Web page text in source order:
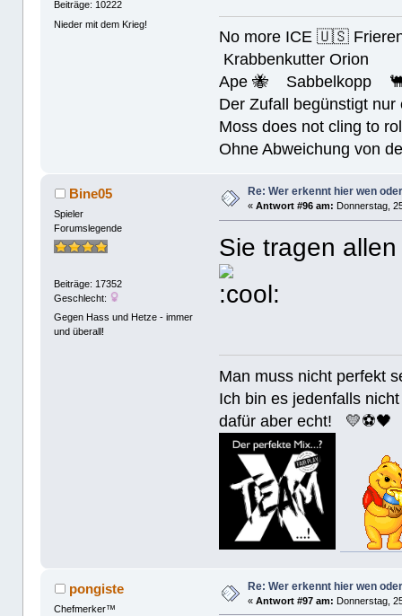
Beiträge: 10222
Nieder mit dem Krieg!
No more ICE 🇺🇸
Krabbenkutter Orion
Ape 🐝 Sabbelkopp
Der Zufall begünstigt
Moss does not cling to
Ohne Abweichung von
Bine05
Spieler
Forumslegende
Beiträge: 17352
Geschlecht:
Gegen Hass und Hetze - immer
und überall!
Re: Wer erkennt hier wen
«Antwort #96 am: Donnerstag,
Sie tragen
Man muss nicht
Ich bin es jedenfalls
dafür aber echt! 💛⚽️🖤
pongiste
Chefmerker™
Re: Wer erkennt hier wen
«Antwort #97 am: Donnerstag,